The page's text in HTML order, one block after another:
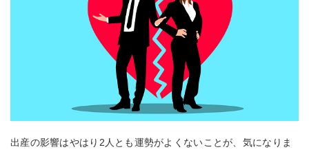
出産の影響はやはり2人とも運勢がよくないことが、気になりま